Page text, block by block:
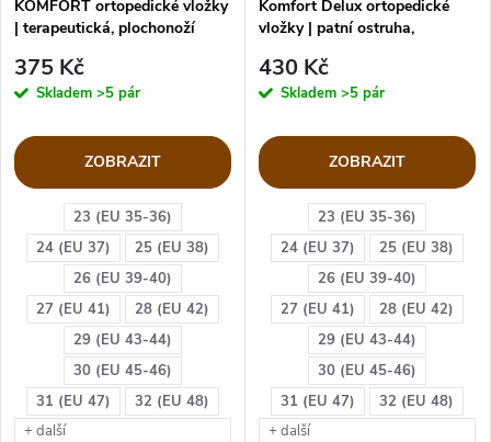
23 (EU 35-36)
24 (EU 37)
25 (EU 38)
26 (EU 39-40)
27 (EU 41)
28 (EU 42)
29 (EU 43-44)
30 (EU 45-46)
31 (EU 47)
32 (EU 48)
+ další
KOMFORT ortopedické vložky
| terapeutická, plochonoží
375 Kč
Skladem >5 pár
ZOBRAZIT
23 (EU 35-36)
24 (EU 37)
25 (EU 38)
26 (EU 39-40)
27 (EU 41)
28 (EU 42)
29 (EU 43-44)
30 (EU 45-46)
31 (EU 47)
32 (EU 48)
+ další
Komfort Delux ortopedické
vložky | patní ostruha,
430 Kč
Skladem >5 pár
ZOBRAZIT